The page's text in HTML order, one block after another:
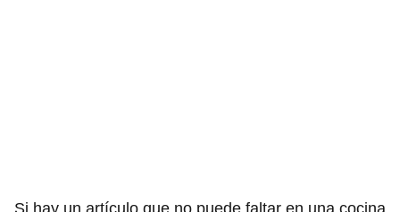
Si hay un artículo que no puede faltar en una cocina